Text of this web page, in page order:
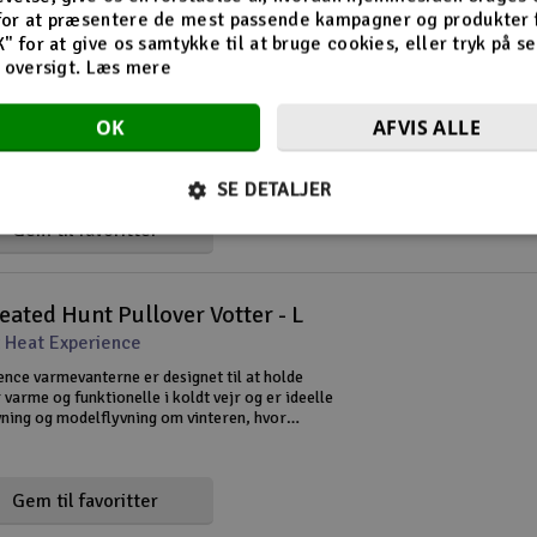
sender Futaba Sort / Orange
af Futaba
Gem til favoritter
Hunt Pullover Votter - L
Experience
varmevanterne er designet til at holde
og funktionelle i koldt vejr og er ideelle
og modelflyvning om vinteren, hvor
Gem til favoritter
at præsentere de mest passende kampagner og produkter
for at give os samtykke til at bruge cookies, eller tryk på
Læs mere
OK AFVIS ALLE
SE DETALJER